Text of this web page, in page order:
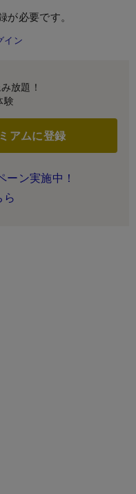
必要です。
イン
放題！
験
アムに登録
ン実施中！
ら